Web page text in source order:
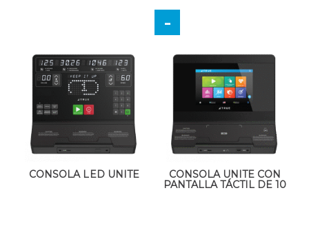
CONSOLA LED UNITE
CONSOLA UNITE CON
PANTALLA TÁCTIL DE 10